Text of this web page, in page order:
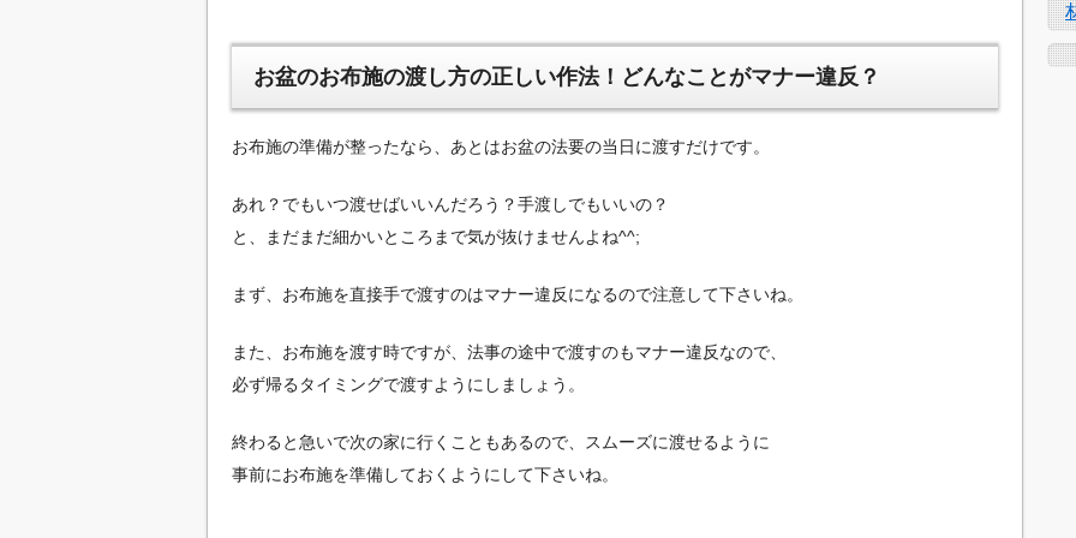
お盆のお布施の渡し方の正しい作法！どんなことがマナー違反？
お布施の準備が整ったなら、あとはお盆の法要の当日に渡すだけです。
あれ？でもいつ渡せばいいんだろう？手渡しでもいいの？
と、まだまだ細かいところまで気が抜けませんよね^^;
まず、お布施を直接手で渡すのはマナー違反になるので注意して下さいね。
また、お布施を渡す時ですが、法事の途中で渡すのもマナー違反なので、
必ず帰るタイミングで渡すようにしましょう。
終わると急いで次の家に行くこともあるので、スムーズに渡せるように
事前にお布施を準備しておくようにして下さいね。